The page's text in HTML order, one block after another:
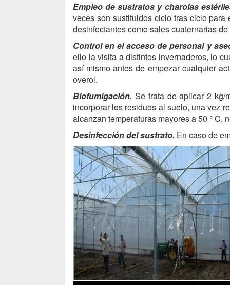
Empleo de sustratos y charolas
veces son sustituidos ciclo tras ciclo
desinfectantes como sales cuaternarias
Control en el acceso de personal y
ello la visita a distintos invernaderos, lo
así mismo antes de empezar cualquier
overol.
Biofumigación. Se trata de aplicar 2 kg/
incorporar los residuos al suelo, una vez
alcanzan temperaturas mayores a 50 ° C,
Desinfección del sustrato. En caso de